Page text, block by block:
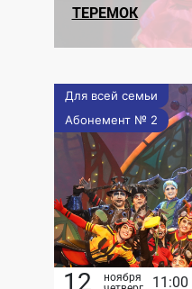
ТЕРЕМОК
Для всей семьи
Абонемент № 2
12
ноября
11:00